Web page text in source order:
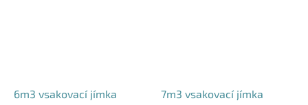
6m3 vsakovací jímka 7m3 vsakovací jímka